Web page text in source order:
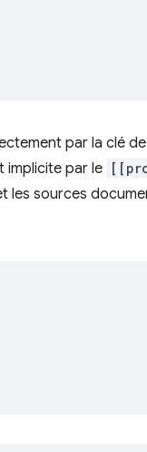
par la clé
implicite par le
les sources